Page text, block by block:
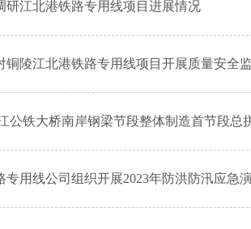
研江北港铁路专用线项目进展情况
铜陵江北港铁路专用线项目开展质量安全
公铁大桥南岸钢梁节段整体制造首节段总
专用线公司组织开展2023年防洪防汛应急